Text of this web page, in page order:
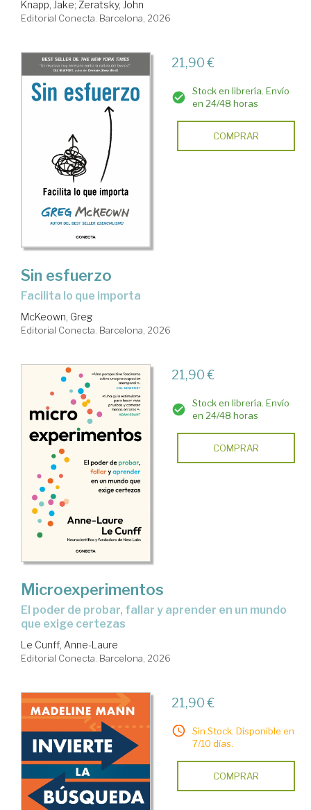
Knapp, Jake; Zeratsky, John
Editorial Conecta. Barcelona, 2026
21,90 €
Stock en librería. Envío
en 24/48 horas
COMPRAR
Sin esfuerzo
Facilita lo que importa
McKeown, Greg
Editorial Conecta. Barcelona, 2026
21,90 €
Stock en librería. Envío
en 24/48 horas
COMPRAR
Microexperimentos
El poder de probar, fallar y aprender en un mundo
que exige certezas
Le Cunff, Anne-Laure
Editorial Conecta. Barcelona, 2026
21,90 €
Sin Stock. Disponible en
7/10 días.
COMPRAR